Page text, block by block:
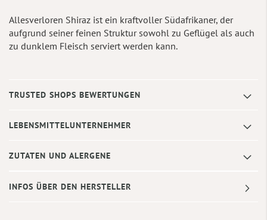
Allesverloren Shiraz ist ein kraftvoller Südafrikaner, der
aufgrund seiner feinen Struktur sowohl zu Geflügel als auch
zu dunklem Fleisch serviert werden kann.
TRUSTED SHOPS BEWERTUNGEN
LEBENSMITTELUNTERNEHMER
ZUTATEN UND ALERGENE
INFOS ÜBER DEN HERSTELLER